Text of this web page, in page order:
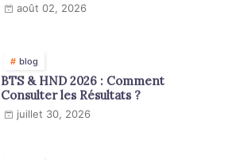
août 02, 2026
blog
BTS & HND 2026 : Comment
Consulter les Résultats ?
juillet 30, 2026